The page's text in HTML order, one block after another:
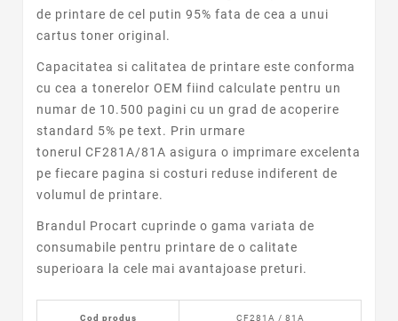
de printare de cel putin 95% fata de cea a unui
cartus toner original.
Capacitatea si calitatea de printare este conforma
cu cea a tonerelor OEM fiind calculate pentru un
numar de 10.500 pagini cu un grad de acoperire
standard 5% pe text. Prin urmare
tonerul CF281A/81A asigura o imprimare excelenta
pe fiecare pagina si costuri reduse indiferent de
volumul de printare.
Brandul Procart cuprinde o gama variata de
consumabile pentru printare de o calitate
superioara la cele mai avantajoase preturi.
Cod produs CF281A / 81A